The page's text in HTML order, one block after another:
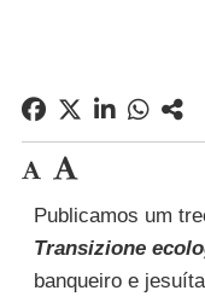
Publicamos um
Transizione
banqueiro e